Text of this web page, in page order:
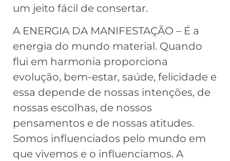
um jeito fácil de consertar.
A ENERGIA DA MANIFESTAÇÃO – É a
energia do mundo material. Quando
flui em harmonia proporciona
evolução, bem-estar, saúde, felicidade e
essa depende de nossas intenções, de
nossas escolhas, de nossos
pensamentos e de nossas atitudes.
Somos influenciados pelo mundo em
que vivemos e o influenciamos. A